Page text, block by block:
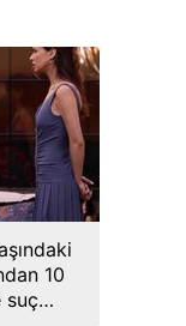
10
suç